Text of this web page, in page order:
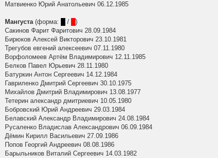
Матвиенко Юрий Анатольевич 06.12.1985
Мангуста(форма: /
)
Сакинов Фарит Фаритович 28.09.1984
Бирюков Алексей Викторович 23.10.1981
Трегубов евгений алексеевич 07.11.1980
Ворфоломеев Артём Владимирович 12.11.1985
Белков Павел Юрьевич 28.11.1980
Батуркин Антон Сергеевич 14.12.1984
Гавриленко Дмитрий Сергеевич 30.10.1975
Михайлов Дмитрий Владимирович 13.08.1977
Тетерин александр дмитриевич 10.05.1980
Бобровский Юрий Андреевич 29.03.1984
Белавский Александр Владимирович 24.08.1984
Русаленко Владислав Александрович 06.09.1984
Дёмин Кирилл Васильевич 27.09.1986
Попов Георгий Андреевич 08.08.1986
Барыльников Виталий Сергеевич 14.03.1982